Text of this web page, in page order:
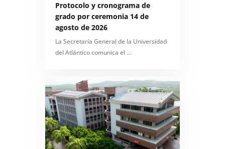
Protocolo y cronograma de
grado por ceremonia 14 de
agosto de 2026
La Secretaría General de la Universidad
del Atlántico comunica el …